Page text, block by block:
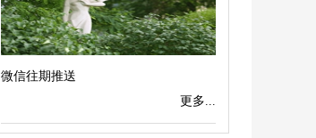
微信往期推送
更多...